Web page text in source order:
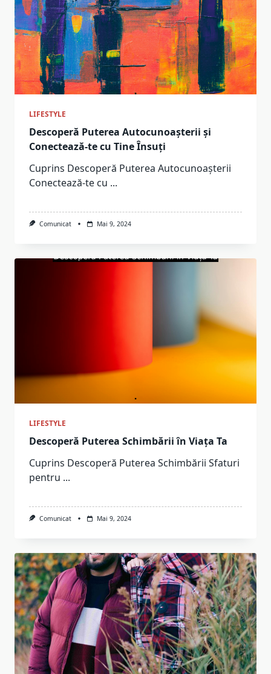
LIFESTYLE
Descoperă Puterea Autocunoașterii și
Conectează-te cu Tine Însuți
Cuprins Descoperă Puterea Autocunoașterii
Conectează-te cu ...
Comunicat Mai 9, 2024
LIFESTYLE
Descoperă Puterea Schimbării în Viața Ta
Cuprins Descoperă Puterea Schimbării Sfaturi
pentru ...
Comunicat Mai 9, 2024